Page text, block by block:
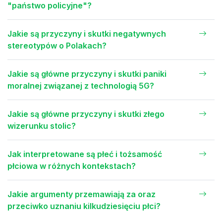
"państwo policyjne"?
Jakie są przyczyny i skutki negatywnych
stereotypów o Polakach?
Jakie są główne przyczyny i skutki paniki
moralnej związanej z technologią 5G?
Jakie są główne przyczyny i skutki złego
wizerunku stolic?
Jak interpretowane są płeć i tożsamość
płciowa w różnych kontekstach?
Jakie argumenty przemawiają za oraz
przeciwko uznaniu kilkudziesięciu płci?